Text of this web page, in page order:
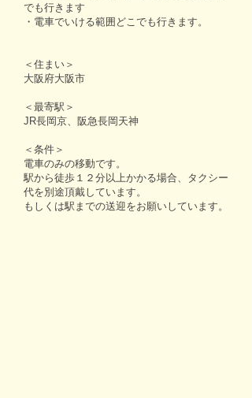
でも行きます
・電車でいける範囲どこでも行きます。
＜住まい＞
大阪府大阪市
＜最寄駅＞
JR長岡京、阪急長岡天神
＜条件＞
電車のみの移動です。
駅から徒歩１２分以上かかる場合、タクシー
代を別途頂戴しています。
もしくは駅までの送迎をお願いしています。